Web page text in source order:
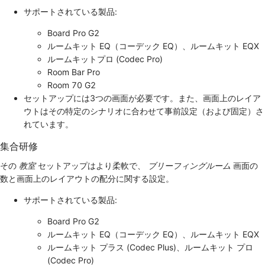
サポートされている製品:
Board Pro G2
ルームキット EQ（コーデック EQ）、ルームキット EQX
ルームキットプロ (Codec Pro)
Room Bar Pro
Room 70 G2
セットアップには3つの画面が必要です。また、画面上のレイア
ウトはその特定のシナリオに合わせて事前設定（および固定）さ
れています。
集合研修
その 教室セットアップはより柔軟で、 ブリーフィングルーム 画面の
数と画面上のレイアウトの配分に関する設定。
サポートされている製品:
Board Pro G2
ルームキット EQ（コーデック EQ）、ルームキット EQX
ルームキット プラス (Codec Plus)、ルームキット プロ
(Codec Pro)